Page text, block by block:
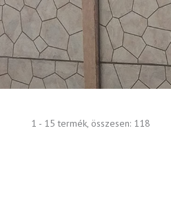
1 - 15 termék, összesen: 118